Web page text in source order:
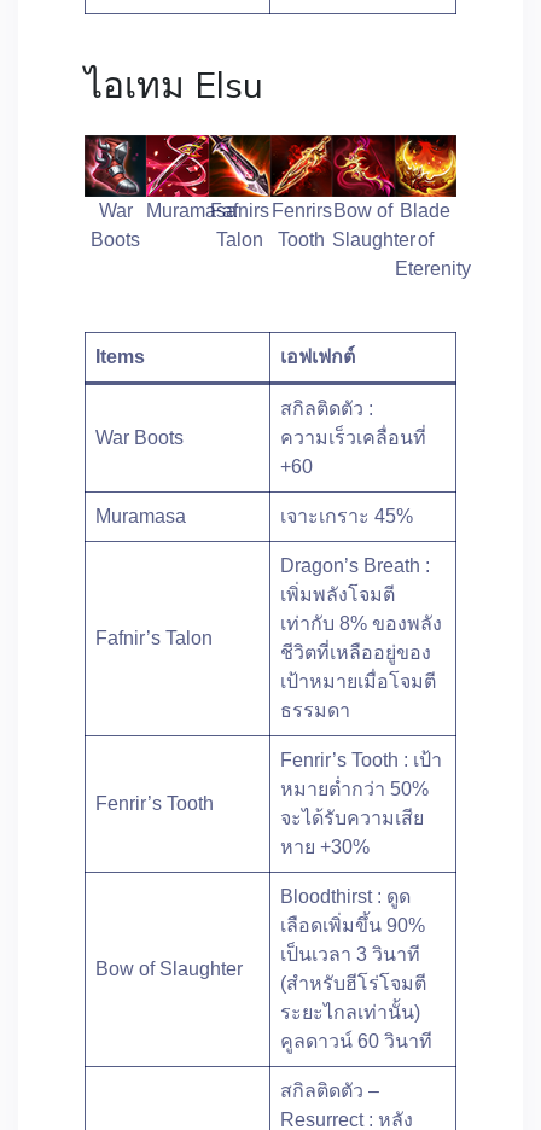
ไอเทม Elsu
War
Boots
MuramasaFafnirs
Talon
Fenrirs
Tooth
Bow of
Slaughter
Blade
of
Eterenity
Items เอฟเฟกต์
War Boots
สกิลติดตัว :
ความเร็วเคลื่อนที่
+60
Muramasa เจาะเกราะ 45%
Fafnir’s Talon
Dragon’s Breath :
เพิ่มพลังโจมตี
เท่ากับ 8% ของพลัง
ชีวิตที่เหลืออยู่ของ
เป้าหมายเมื่อโจมตี
ธรรมดา
Fenrir’s Tooth
Fenrir’s Tooth : เป้า
หมายตํ่ากว่า 50%
จะได้รับความเสีย
หาย +30%
Bow of Slaughter
Bloodthirst : ดูด
เลือดเพิ่มขึ้น 90%
เป็นเวลา 3 วินาที
(สำหรับฮีโร่โจมตี
ระยะไกลเท่านั้น)
คูลดาวน์ 60 วินาที
สกิลติดตัว –
Resurrect : หลัง